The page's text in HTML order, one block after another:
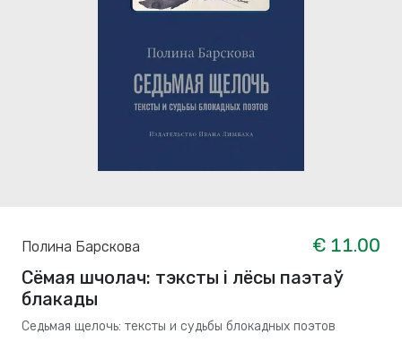
Полина Барскова
€ 11.00
Сёмая шчолач: тэксты і лёсы паэтаў
блакады
Седьмая щелочь: тексты и судьбы блокадных поэтов